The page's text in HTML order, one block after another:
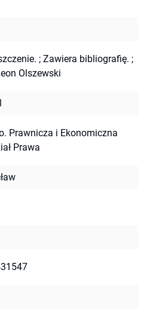
; Zawiera bibliografię. ;
Olszewski
Prawnicza i Ekonomiczna
Prawa